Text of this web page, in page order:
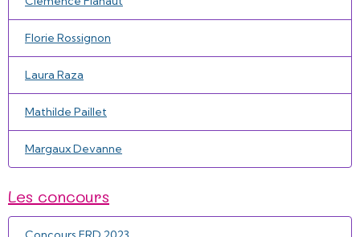
Florie Rossignon
Laura Raza
Mathilde Paillet
Margaux Devanne
Les concours